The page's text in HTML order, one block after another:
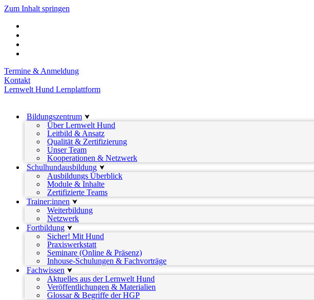
Zum Inhalt springen
Termine & Anmeldung
Kontakt
Lernwelt Hund Lernplattform
Bildungszentrum
Über Lernwelt Hund
Leitbild & Ansatz
Qualität & Zertifizierung
Unser Team
Kooperationen & Netzwerk
Schulhundausbildung
Ausbildungs Überblick
Module & Inhalte
Zertifizierte Teams
Trainer:innen
Weiterbildung
Netzwerk
Fortbildung
Sicher! Mit Hund
Praxiswerkstatt
Seminare (Online & Präsenz)
Inhouse-Schulungen & Fachvorträge
Fachwissen
Aktuelles aus der Lernwelt Hund
Veröffentlichungen & Materialien
Glossar & Begriffe der HGP